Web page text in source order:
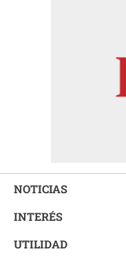
NOTICIAS
INTERÉS
UTILIDAD